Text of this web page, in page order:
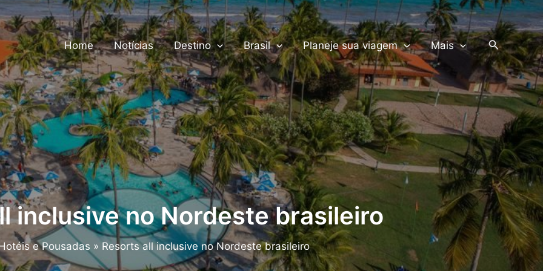
PRODUTOS TERRA
Home Notícias Destino Brasil Planeje sua viagem Mais Pesquisar
inclusive no Nordeste brasileiro
e Pousadas Resorts all inclusive no Nordeste brasileiro